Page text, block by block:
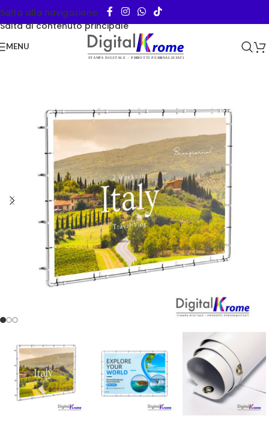
Salta alla navigazione
Salta al contenuto principale
MENU